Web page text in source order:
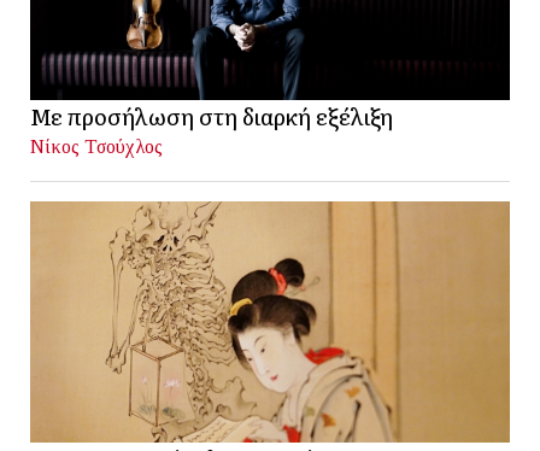
Με προσήλωση στη διαρκή εξέλιξη
Νίκος Τσούχλος